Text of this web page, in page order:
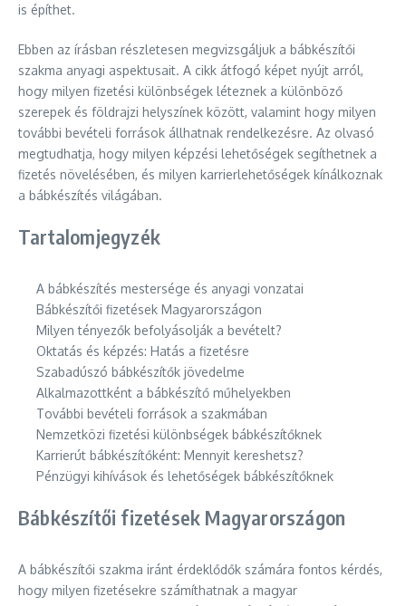
is építhet.
Ebben az írásban részletesen megvizsgáljuk a bábkészítői
szakma anyagi aspektusait. A cikk átfogó képet nyújt arról,
hogy milyen fizetési különbségek léteznek a különböző
szerepek és földrajzi helyszínek között, valamint hogy milyen
további bevételi források állhatnak rendelkezésre. Az olvasó
megtudhatja, hogy milyen képzési lehetőségek segíthetnek a
fizetés növelésében, és milyen karrierlehetőségek kínálkoznak
a bábkészítés világában.
Tartalomjegyzék
A bábkészítés mestersége és anyagi vonzatai
Bábkészítői fizetések Magyarországon
Milyen tényezők befolyásolják a bevételt?
Oktatás és képzés: Hatás a fizetésre
Szabadúszó bábkészítők jövedelme
Alkalmazottként a bábkészítő műhelyekben
További bevételi források a szakmában
Nemzetközi fizetési különbségek bábkészítőknek
Karrierút bábkészítőként: Mennyit kereshetsz?
Pénzügyi kihívások és lehetőségek bábkészítőknek
Bábkészítői fizetések Magyarországon
A bábkészítői szakma iránt érdeklődők számára fontos kérdés,
hogy milyen fizetésekre számíthatnak a magyar